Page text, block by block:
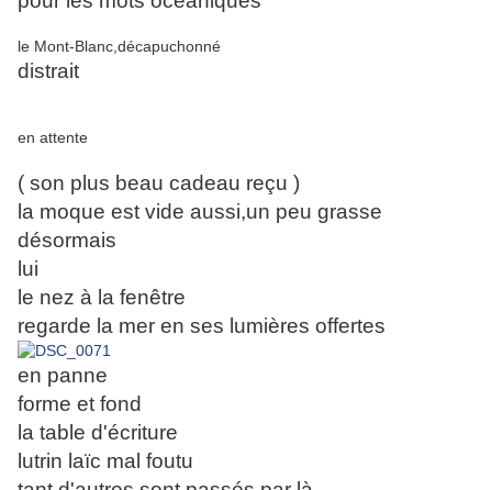
le Mont-Blanc,décapuchonné
distrait
en attente
( son plus beau cadeau reçu )
la moque est vide aussi,un peu grasse
désormais
lui
le nez à la fenêtre
regarde la mer en ses lumières offertes
en panne
forme et fond
la table d'écriture
lutrin laïc mal foutu